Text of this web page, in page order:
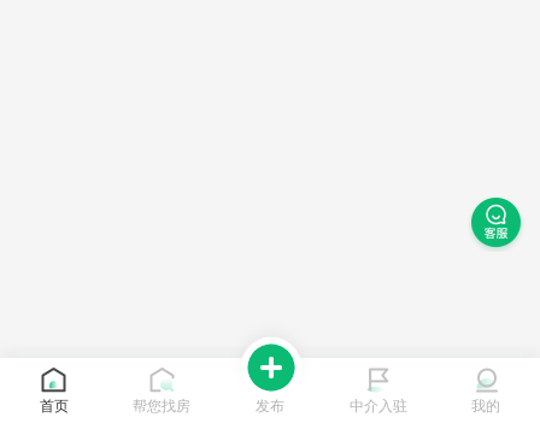
首页 帮您找房 发布 中介入驻 我的